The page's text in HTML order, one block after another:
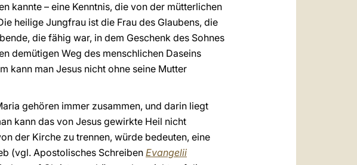
kannte – eine Kenntnis, die von der mütterlichen
heilige Jungfrau ist die Frau des Glaubens, die
die fähig war, in dem Geschenk des Sohnes
demütigen Weg des menschlichen Daseins
kann man Jesus nicht ohne seine Mutter
gehören immer zusammen, und darin liegt
kann das von Jesus gewirkte Heil nicht
der Kirche zu trennen, würde bedeuten, eine
(vgl. Apostolisches SchreibenEvangelii